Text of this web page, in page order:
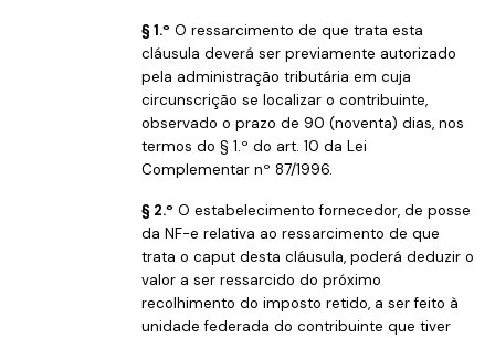
§ 1.º O ressarcimento de que trata esta
cláusula deverá ser previamente autorizado
pela administração tributária em cuja
circunscrição se localizar o contribuinte,
observado o prazo de 90 (noventa) dias, nos
termos do § 1.º do art. 10 da Lei
Complementar nº 87/1996.
§ 2.º O estabelecimento fornecedor, de posse
da NF-e relativa ao ressarcimento de que
trata o caput desta cláusula, poderá deduzir o
valor a ser ressarcido do próximo
recolhimento do imposto retido, a ser feito à
unidade federada do contribuinte que tiver